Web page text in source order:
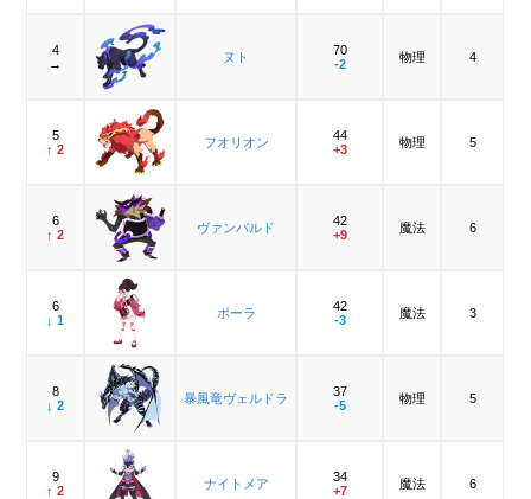
4
→
ヌト
70
-2
物理 4
5
↑ 2
フオリオン
44
+3
物理 5
6
↑ 2
ヴァンバルド
42
+9
魔法 6
6
↓ 1
ポーラ
42
-3
魔法 3
8
↓ 2
暴風竜ヴェルドラ
37
-5
物理 5
9
↑ 2
ナイトメア
34
+7
魔法 6